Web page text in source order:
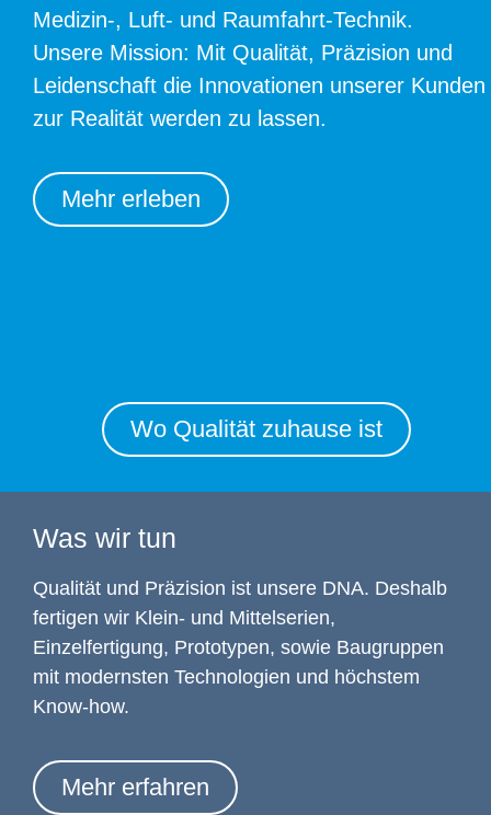
Medizin-, Luft- und Raumfahrt-Technik.
Unsere Mission: Mit Qualität, Präzision und
Leidenschaft die Innovationen unserer Kunden
zur Realität werden zu lassen.
Mehr erleben
Wo Qualität zuhause ist
Was wir tun
Qualität und Präzision ist unsere DNA. Deshalb
fertigen wir Klein- und Mittelserien,
Einzelfertigung, Prototypen, sowie Baugruppen
mit modernsten Technologien und höchstem
Know-how.
Mehr erfahren